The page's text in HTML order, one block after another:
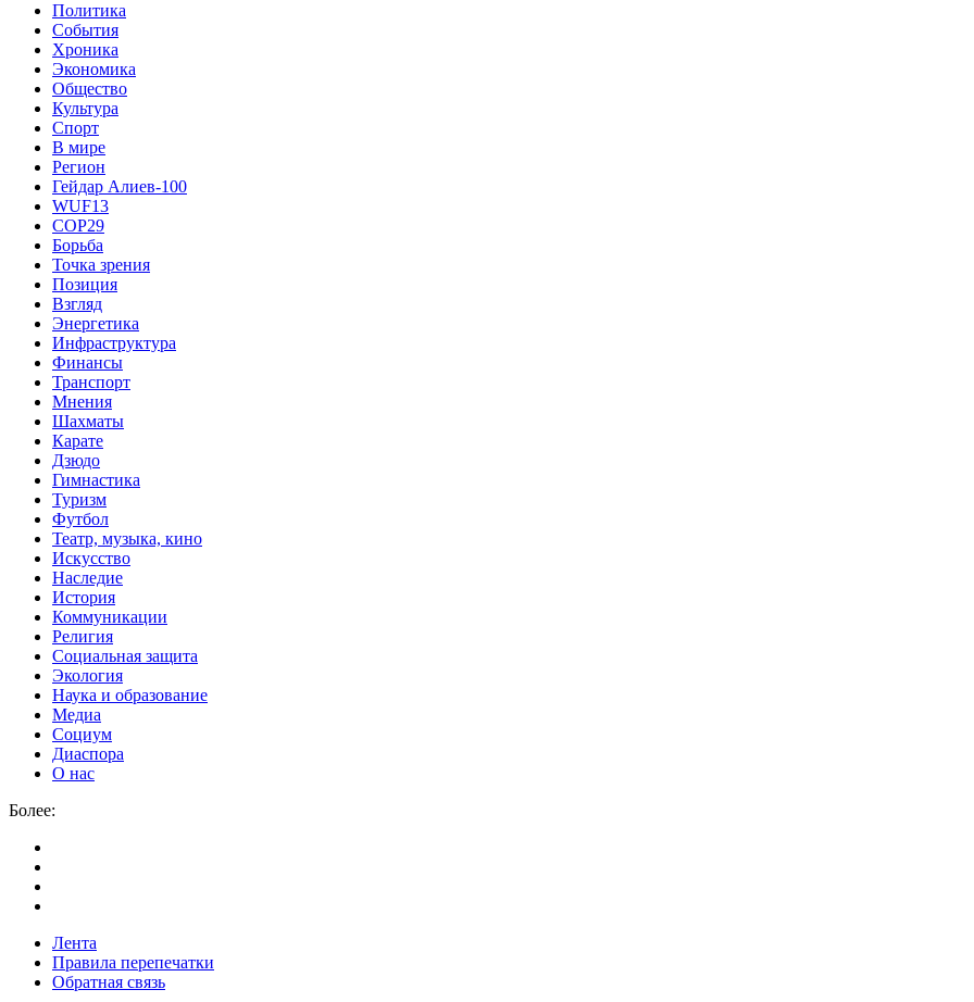
Политика
События
Хроника
Экономика
Общество
Культура
Спорт
В мире
Регион
Гейдар Алиев-100
WUF13
COP29
Борьба
Точка зрения
Позиция
Взгляд
Энергетика
Инфраструктура
Финансы
Транспорт
Мнения
Шахматы
Карате
Дзюдо
Гимнастика
Туризм
Футбол
Театр, музыка, кино
Искусство
Наследие
История
Коммуникации
Религия
Социальная защита
Экология
Наука и образование
Медиа
Социум
Диаспора
О нас
Более:
Лента
Правила перепечатки
Обратная связь